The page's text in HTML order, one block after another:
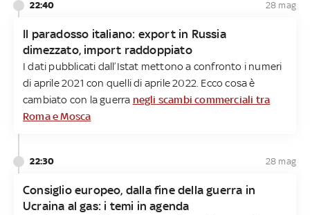
22:40 28 mag
Il paradosso italiano: export in Russia
dimezzato, import raddoppiato
I dati pubblicati dall’Istat mettono a confronto i numeri
di aprile 2021 con quelli di aprile 2022. Ecco cosa è
cambiato con la guerra negli scambi commerciali tra
Roma e Mosca
22:30 28 mag
Consiglio europeo, dalla fine della guerra in
Ucraina al gas: i temi in agenda